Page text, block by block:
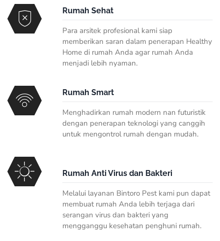
Rumah Sehat
Para arsitek profesional kami siap
memberikan saran dalam penerapan Healthy
Home di rumah Anda agar rumah Anda
menjadi lebih nyaman.
Rumah Smart
Menghadirkan rumah modern nan futuristik
dengan penerapan teknologi yang canggih
untuk mengontrol rumah dengan mudah.
Rumah Anti Virus dan Bakteri
Melalui layanan Bintoro Pest kami pun dapat
membuat rumah Anda lebih terjaga dari
serangan virus dan bakteri yang
mengganggu kesehatan penghuni rumah.